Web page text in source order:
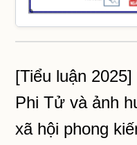
[Tiểu luận
Phi Tử và ảnh
xã hội phong